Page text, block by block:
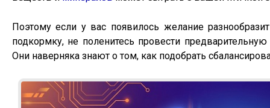
Поэтому если у вас появилось желание
подкормку, не поленитесь провести
Они наверняка знают о том, как подобрать